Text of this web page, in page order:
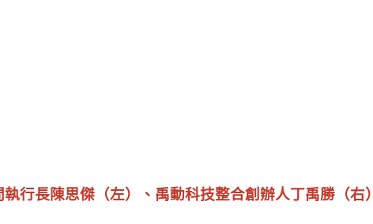
行長陳思傑（左）、禹動科技整合創辦人丁禹勝（右）